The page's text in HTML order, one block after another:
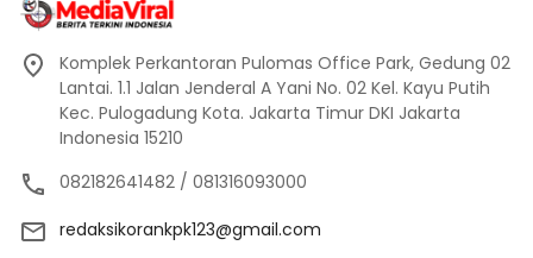
Komplek Perkantoran Pulomas Office Park, Gedung 02
Lantai. 1.1 Jalan Jenderal A Yani No. 02 Kel. Kayu Putih
Kec. Pulogadung Kota. Jakarta Timur DKI Jakarta
Indonesia 15210
082182641482 / 081316093000
redaksikorankpk123@gmail.com